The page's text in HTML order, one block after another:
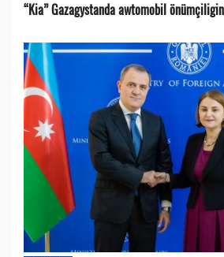
“Kia” Gazagystanda awtomobil